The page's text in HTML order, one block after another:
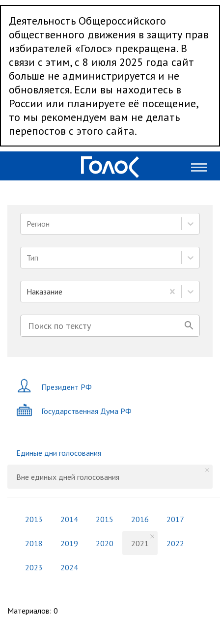
Деятельность Общероссийского
общественного движения в защиту прав
избирателей «Голос» прекращена. В
связи с этим, с 8 июля 2025 года сайт
больше не администрируется и не
обновляется. Если вы находитесь в
России или планируете её посещение,
то мы рекомендуем вам не делать
перепостов с этого сайта.
Регион
Тип
Наказание
Президент РФ
Государственная Дума РФ
Единые дни голосования
Вне единых дней голосования
2013 2014 2015 2016 2017
2018 2019 2020 2021 2022
2023 2024
Материалов: 0